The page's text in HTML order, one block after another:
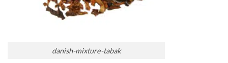
danish-mixture-tabak